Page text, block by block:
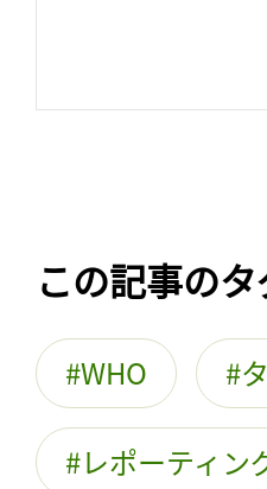
この記事の
WHO
レポーティン